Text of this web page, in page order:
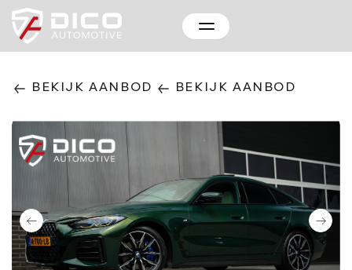
BEKIJK AANBOD BEKIJK AANBOD